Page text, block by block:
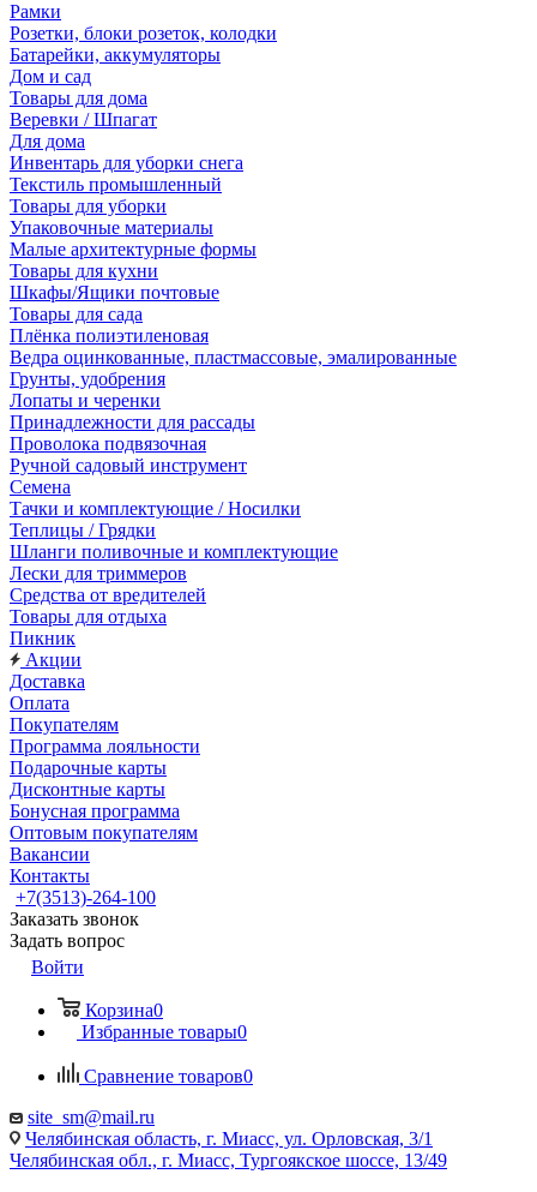
Рамки
Розетки, блоки розеток, колодки
Батарейки, аккумуляторы
Дом и сад
Товары для дома
Веревки / Шпагат
Для дома
Инвентарь для уборки снега
Текстиль промышленный
Товары для уборки
Упаковочные материалы
Малые архитектурные формы
Товары для кухни
Шкафы/Ящики почтовые
Товары для сада
Плёнка полиэтиленовая
Ведра оцинкованные, пластмассовые, эмалированные
Грунты, удобрения
Лопаты и черенки
Принадлежности для рассады
Проволока подвязочная
Ручной садовый инструмент
Семена
Тачки и комплектующие / Носилки
Теплицы / Грядки
Шланги поливочные и комплектующие
Лески для триммеров
Средства от вредителей
Товары для отдыха
Пикник
Акции
Доставка
Оплата
Покупателям
Программа лояльности
Подарочные карты
Дисконтные карты
Бонусная программа
Оптовым покупателям
Вакансии
Контакты
+7(3513)-264-100
Заказать звонок
Задать вопрос
Войти
Корзина0
Избранные товары0
Сравнение товаров0
site_sm@mail.ru
Челябинская область, г. Миасс, ул. Орловская, 3/1
Челябинская обл., г. Миасс, Тургоякское шоссе, 13/49